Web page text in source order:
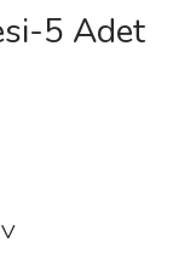
5 Adet